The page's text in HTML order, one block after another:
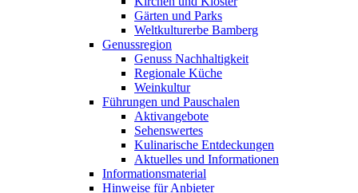
Gärten und Parks
Weltkulturerbe Bamberg
Genussregion
Genuss Nachhaltigkeit
Regionale Küche
Weinkultur
Führungen und Pauschalen
Aktivangebote
Sehenswertes
Kulinarische Entdeckungen
Aktuelles und Informationen
Informationsmaterial
Hinweise für Anbieter